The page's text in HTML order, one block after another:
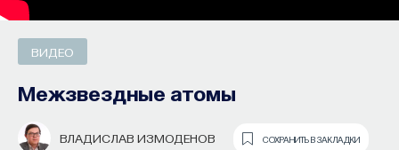
ВИДЕО
Межзвездные атомы
ВЛАДИСЛАВ ИЗМОДЕНОВ СОХРАНИТЬ В ЗАКЛАДКИ